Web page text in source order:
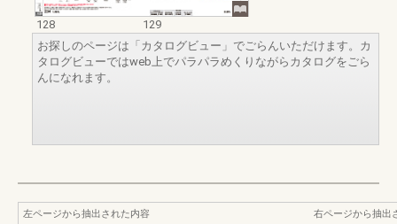
128
129
お探しのページは「カタログビュー」でごらんいただけます。カ
タログビューではweb上でパラパラめくりながらカタログをごら
んになれます。
左ページから抽出された内容
右ページから抽出